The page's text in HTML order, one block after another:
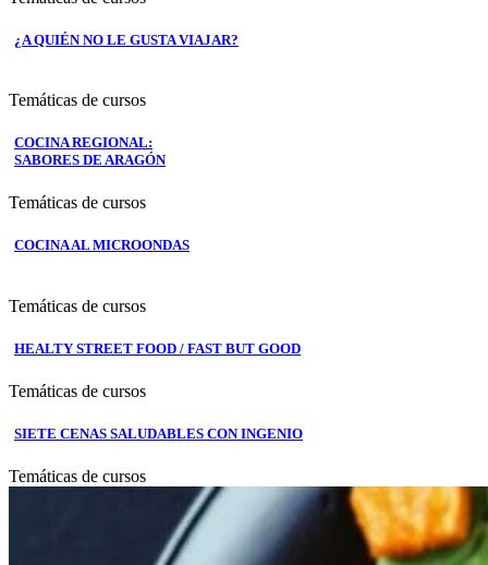
¿A QUIÉN NO LE GUSTA VIAJAR?
Temáticas de cursos
COCINA REGIONAL:
SABORES DE ARAGÓN
Temáticas de cursos
COCINA AL MICROONDAS
Temáticas de cursos
HEALTY STREET FOOD / FAST BUT GOOD
Temáticas de cursos
SIETE CENAS SALUDABLES CON INGENIO
Temáticas de cursos